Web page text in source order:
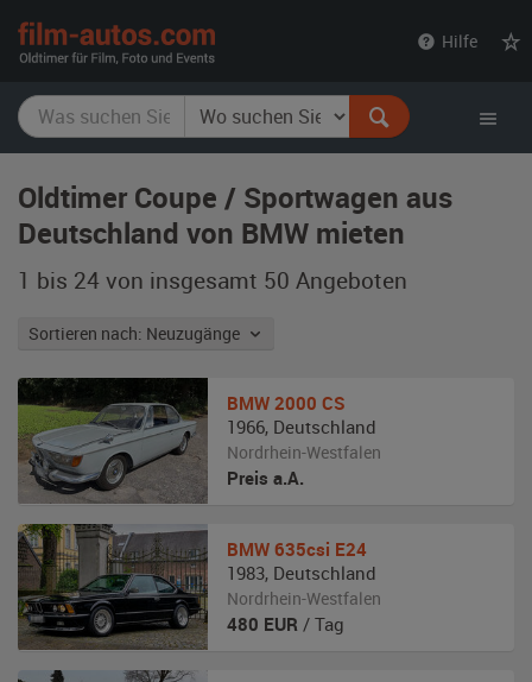
Hilfe
Oldtimer Coupe / Sportwagen aus
Deutschland von BMW mieten
1 bis 24 von insgesamt 50 Angeboten
Sortieren nach: Neuzugänge
BMW 2000 CS
1966, Deutschland
Nordrhein-Westfalen
Preis a.A.
BMW 635csi E24
1983, Deutschland
Nordrhein-Westfalen
480 EUR / Tag